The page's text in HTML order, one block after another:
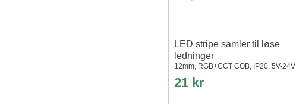
LED stripe samler til løse
ledninger
12mm, RGB+CCT COB, IP20, 5V-24V
21 kr